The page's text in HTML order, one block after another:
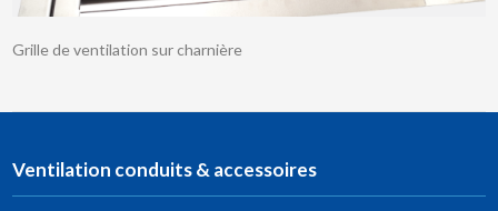
Grille de ventilation sur charnière
Ventilation conduits & accessoires